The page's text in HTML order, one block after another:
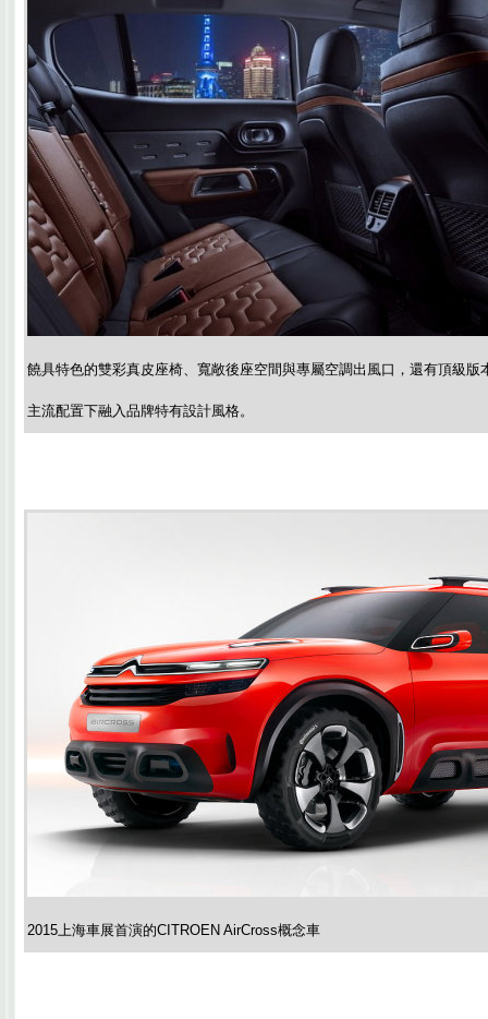
饒具特色的雙彩真皮座椅、寬敞後座空間與專屬空調出風口，還有頂級版
主流配置下融入品牌特有設計風格。
2015上海車展首演的CITROEN AirCross概念車